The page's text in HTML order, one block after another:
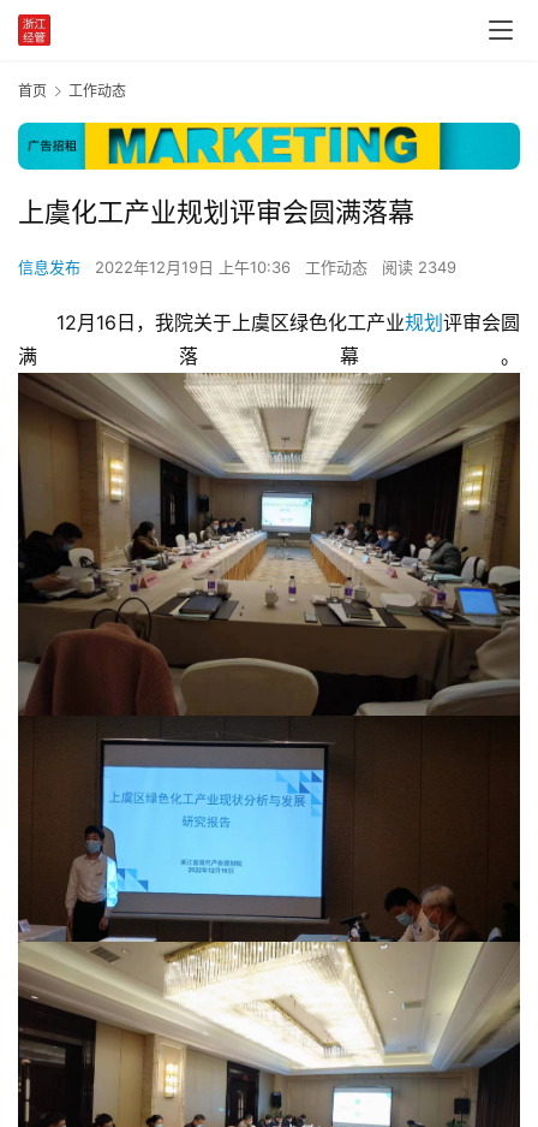
首
页
工
作
动
产
业
首页 工作动态
上虞化工产业规划评审会圆满落幕
信息发布 2022年12月19日 上午10:36 工作动态 阅读 2349
12月16日，我院关于上虞区绿色化工产业规划 评审会圆
满落幕。